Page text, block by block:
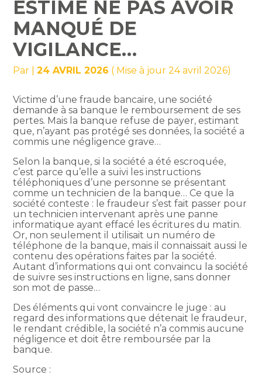
ESTIME NE PAS AVOIR
MANQUÉ DE
VIGILANCE…
Par |24 AVRIL 2026 ( Mise à jour 24 avril 2026)
Victime d’une fraude bancaire, une société
demande à sa banque le remboursement de ses
pertes. Mais la banque refuse de payer, estimant
que, n’ayant pas protégé ses données, la société a
commis une négligence grave…
Selon la banque, si la société a été escroquée,
c’est parce qu’elle a suivi les instructions
téléphoniques d’une personne se présentant
comme un technicien de la banque… Ce que la
société conteste : le fraudeur s’est fait passer pour
un technicien intervenant après une panne
informatique ayant effacé les écritures du matin.
Or, non seulement il utilisait un numéro de
téléphone de la banque, mais il connaissait aussi le
contenu des opérations faites par la société.
Autant d’informations qui ont convaincu la société
de suivre ses instructions en ligne, sans donner
son mot de passe…
Des éléments qui vont convaincre le juge : au
regard des informations que détenait le fraudeur,
le rendant crédible, la société n’a commis aucune
négligence et doit être remboursée par la
banque.
Source :